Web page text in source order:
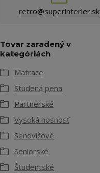
retro@superinterier.sk
Tovar zaradený v
kategóriách
Matrace
Studená pena
Partnerské
Vysoká nosnosť
Sendvičové
Seniorské
Študentské